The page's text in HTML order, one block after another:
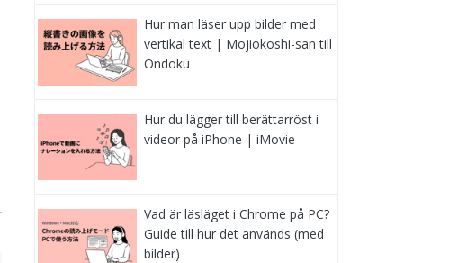
Hur man läser upp bilder med
vertikal text | Mojiokoshi-san till
Ondoku
Hur du lägger till berättarröst i
videor på iPhone | iMovie
Vad är läsläget i Chrome på PC?
Guide till hur det används (med
bilder)